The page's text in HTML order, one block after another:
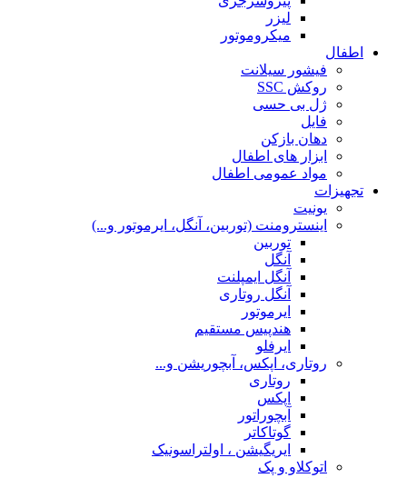
لیزر
میکروموتور
اطفال
فیشور سیلانت
روکش SSC
ژل بی حسی
فایل
دهان بازکن
ابزار های اطفال
مواد عمومی اطفال
تجهیزات
یونیت
اینسترومنت (توربین، آنگل، ایرموتور و...)
توربین
آنگل
آنگل ایمپلنت
آنگل روتاری
ایرموتور
هندپیس مستقیم
ایرفلو
روتاری، اپکس، آبچوریشن و...
روتاری
اپکس
آبچوراتور
گوتاکاتر
ایریگیشن ، اولتراسونیک
اتوکلاو و پک